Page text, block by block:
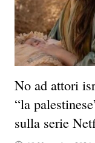
No ad attori
“la
sulla serie